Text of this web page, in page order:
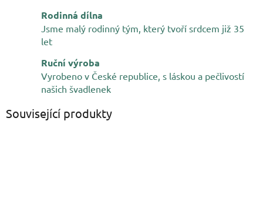
Rodinná dílna
Jsme malý rodinný tým, který tvoří srdcem již 35
let
Ruční výroba
Vyrobeno v České republice, s láskou a pečlivostí
našich švadlenek
Související produkty